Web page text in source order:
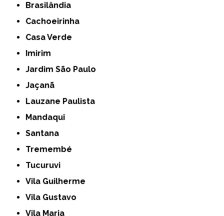
Brasilândia
Cachoeirinha
Casa Verde
Imirim
Jardim São Paulo
Jaçanã
Lauzane Paulista
Mandaqui
Santana
Tremembé
Tucuruvi
Vila Guilherme
Vila Gustavo
Vila Maria